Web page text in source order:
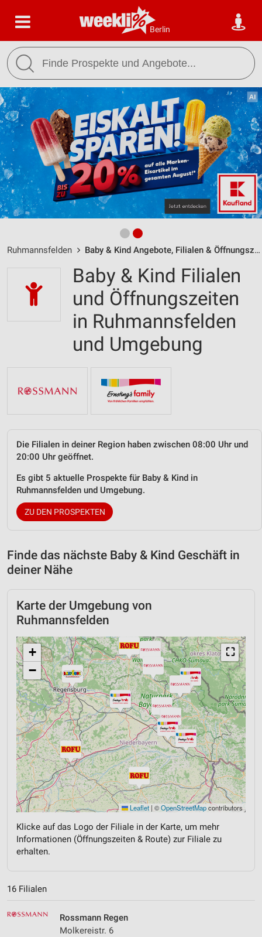
Berlin
Ruhmannsfelden Baby & Kind Angebote, Filialen & Öffnungszeiten
Baby & Kind Filialen
und Öffnungszeiten
in Ruhmannsfelden
und Umgebung
Die Filialen in deiner Region haben zwischen 08:00 Uhr und
20:00 Uhr geöffnet.
Es gibt 5 aktuelle Prospekte für Baby & Kind in
Ruhmannsfelden und Umgebung.
ZU DEN PROSPEKTEN
Finde das nächste Baby & Kind Geschäft in
deiner Nähe
Karte der Umgebung von
Ruhmannsfelden
⛶
+
−
Leaflet | ©OpenStreetMapcontributors
Klicke auf das Logo der Filiale in der Karte, um mehr
Informationen (Öffnungszeiten & Route) zur Filiale zu
erhalten.
16 Filialen
Rossmann Regen
Molkereistr. 6